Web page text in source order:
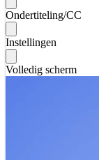
Ondertiteling/CC
Instellingen
Volledig scherm